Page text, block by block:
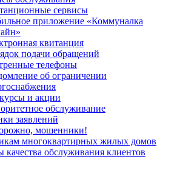
сервисы
приложение «Коммуналка
квитанция
подачи обращений
телефоны
об ограничении
и акции
обслуживание
заявлений
мошенники!
многоквартирных жилых домов
качества обслуживания клиентов